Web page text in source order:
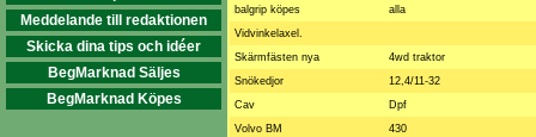
Meddelande till redaktionen
Skicka dina tips och idéer
BegMarknad Säljes
BegMarknad Köpes
balgrip köpes
alla
Vidvinkelaxel.
Skärmfästen nya
4wd traktor
Snökedjor
12,4/11-32
Cav
Dpf
Volvo BM
430